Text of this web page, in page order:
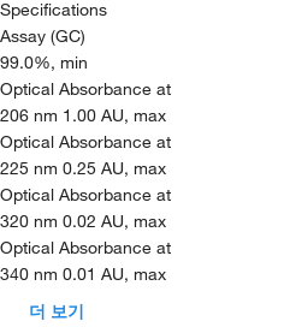
Specifications
Assay (GC)
99.0%, min
Optical Absorbance at
206 nm 1.00 AU, max
Optical Absorbance at
225 nm 0.25 AU, max
Optical Absorbance at
320 nm 0.02 AU, max
Optical Absorbance at
340 nm 0.01 AU, max
더 보기